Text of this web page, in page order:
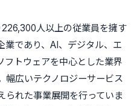
人以上の従業員を擁す
業であり、AI、デジタル、エ
フトウェアを中心とした業界
幅広いテクノロジーサービス
られた事業展開を行っていま